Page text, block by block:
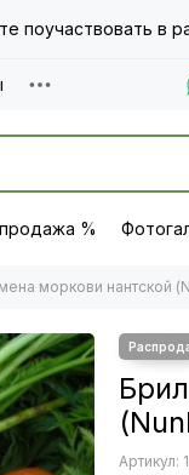
поучаствовать в
%
моркови нантской
Артикул: